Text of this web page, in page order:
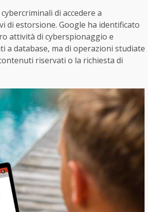
di accedere a
di estorsione. Google ha identificato
attività di cyberspionaggio e
a database, ma di operazioni studiate
riservati o la richiesta di